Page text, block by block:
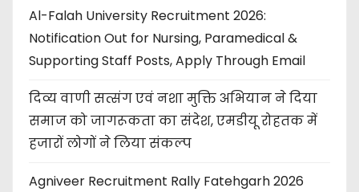
Al-Falah University Recruitment 2026:
Notification Out for Nursing, Paramedical &
Supporting Staff Posts, Apply Through Email
दिव्य वाणी सत्संग एवं नशा मुक्ति अभियान ने दिया
समाज को जागरूकता का संदेश, एमडीयू रोहतक में
हजारों लोगों ने लिया संकल्प
Agniveer Recruitment Rally Fatehgarh 2026